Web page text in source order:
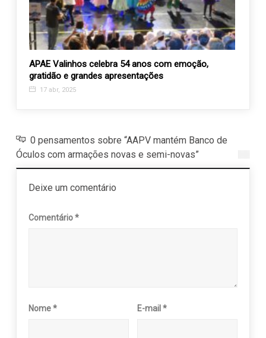
APAE Valinhos celebra 54 anos com emoção,
gratidão e grandes apresentações
17 abr, 2025
0 pensamentos sobre “AAPV mantém Banco de
Óculos com armações novas e semi-novas”
Deixe um comentário
Comentário*
Nome* E-mail*